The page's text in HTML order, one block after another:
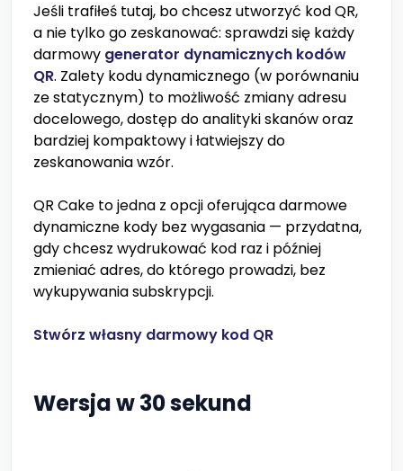
Jeśli trafiłeś tutaj, bo chcesz utworzyć kod QR,
a nie tylko go zeskanować: sprawdzi się każdy
darmowy generator dynamicznych kodów
QR. Zalety kodu dynamicznego (w porównaniu
ze statycznym) to możliwość zmiany adresu
docelowego, dostęp do analityki skanów oraz
bardziej kompaktowy i łatwiejszy do
zeskanowania wzór.
QR Cake to jedna z opcji oferująca darmowe
dynamiczne kody bez wygasania — przydatna,
gdy chcesz wydrukować kod raz i później
zmieniać adres, do którego prowadzi, bez
wykupywania subskrypcji.
Stwórz własny darmowy kod QR
Wersja w 30 sekund